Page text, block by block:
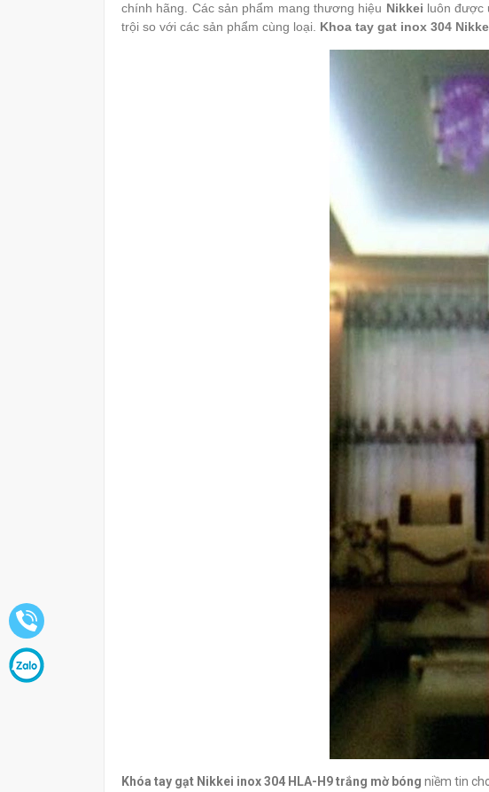
chính hãng. Các sản phẩm mang thương hiệu Nikkei luôn được
trội so với các sản phẩm cùng loại. Khoa tay gat inox 304
Khóa tay gạt Nikkei inox 304 HLA-H9 trắng mờ bóng niềm tin